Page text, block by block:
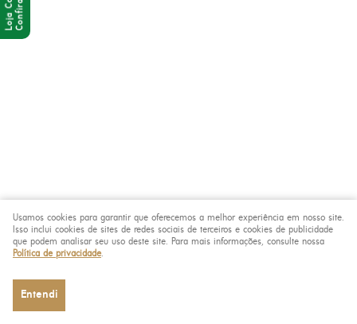
Usamos cookies para garantir que oferecemos a melhor experiência em nosso site.
Isso inclui cookies de sites de redes sociais de terceiros e cookies de publicidade
que podem analisar seu uso deste site. Para mais informações, consulte nossa
Política de privacidade.
Entendi